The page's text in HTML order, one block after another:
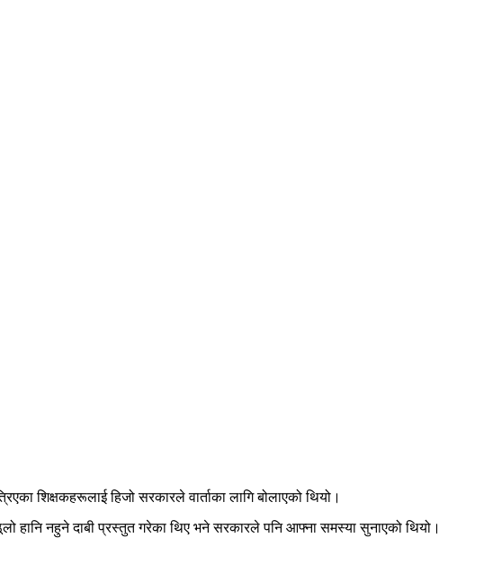
शिक्षकहरूलाई हिजो सरकारले वार्ताका लागि बोलाएको थियो।
हानि नहुने दाबी प्रस्तुत गरेका थिए भने सरकारले पनि आफ्ना समस्या सुनाएको थियो।